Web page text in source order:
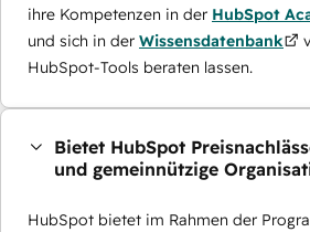
ihre Kompetenzen in der HubSpot
und sich in der Wissensdatenbank
HubSpot-Tools beraten lassen.
Bietet HubSpot
und gemeinnützige
HubSpot bietet im Rahmen der